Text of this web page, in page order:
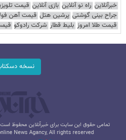
خبرآنلاین راه نو آنلاین بازی آنلاین قیمت
جراح بینی گوشتی پرشین هتل قیمت آهن
قیمت طلا امروز بلیط قطار شرکت رادوکو
نسخه
تمامی حقوق این سایت برای خبرآنلاین محفوظ
News Agancy, All rights reserved